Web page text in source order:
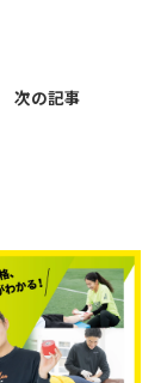
次の記事